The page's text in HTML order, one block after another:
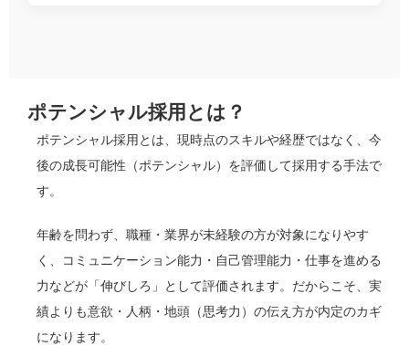
ポテンシャル採用とは？
ポテンシャル採用とは、現時点のスキルや経歴ではなく、今
後の成長可能性（ポテンシャル）を評価して採用する手法で
す。
年齢を問わず、職種・業界が未経験の方が対象になりやす
く、コミュニケーション能力・自己管理能力・仕事を進める
力などが「伸びしろ」として評価されます。だからこそ、実
績よりも意欲・人柄・地頭（思考力）の伝え方が内定のカギ
になります。